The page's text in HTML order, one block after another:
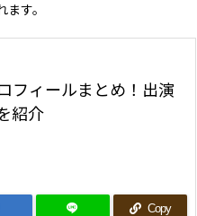
す。
フィールまとめ！出演
紹介
Copy